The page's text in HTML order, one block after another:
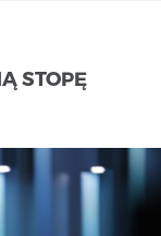
STOPĘ